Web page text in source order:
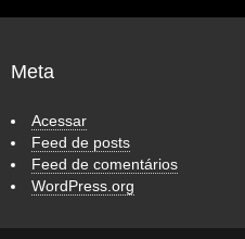
Meta
Acessar
Feed de posts
Feed de comentários
WordPress.org